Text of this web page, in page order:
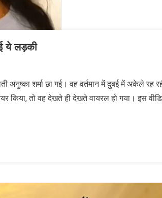
ये लड़की
अनुष्का शर्मा छा गई। वह वर्तमान में दुबई में अकेले रह
किया, तो वह देखते ही देखते वायरल हो गया। इस